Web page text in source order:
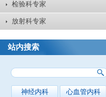
检验科专家
放射科专家
站内搜索
神经内科 心血管内科